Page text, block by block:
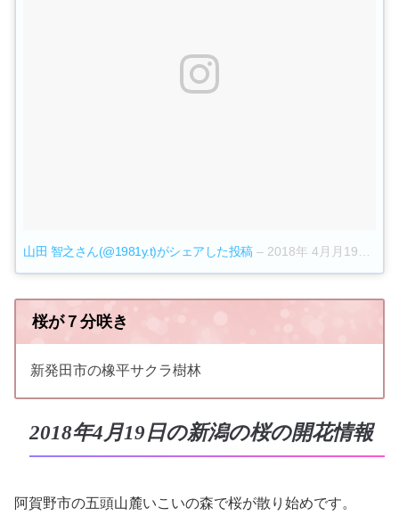
山田 智之さん(@1981y.t)がシェアした投稿– 2018年 4月月19日午前4時22分PDT
桜が７分咲き
新発田市の橡平サクラ樹林
2018年4月19日の新潟の桜の開花情報
阿賀野市の五頭山麓いこいの森で桜が散り始めです。